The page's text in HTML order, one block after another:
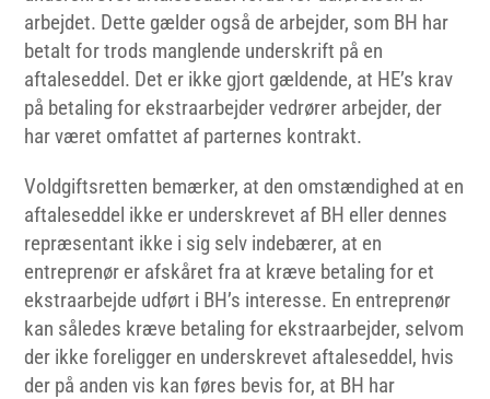
arbejdet. Dette gælder også de arbejder, som BH har
betalt for trods manglende underskrift på en
aftaleseddel. Det er ikke gjort gældende, at HE’s krav
på betaling for ekstraarbejder vedrører arbejder, der
har været omfattet af parternes kontrakt.
Voldgiftsretten bemærker, at den omstændighed at en
aftaleseddel ikke er underskrevet af BH eller dennes
repræsentant ikke i sig selv indebærer, at en
entreprenør er afskåret fra at kræve betaling for et
ekstraarbejde udført i BH’s interesse. En entreprenør
kan således kræve betaling for ekstraarbejder, selvom
der ikke foreligger en underskrevet aftaleseddel, hvis
der på anden vis kan føres bevis for, at BH har